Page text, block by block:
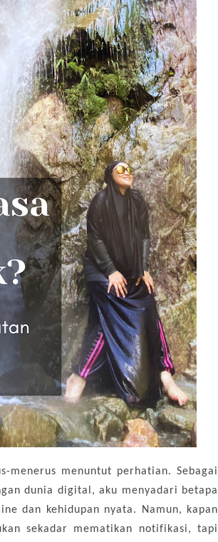
menerus menuntut perhatian. Sebagai
dunia digital, aku menyadari betapa
dan kehidupan nyata. Namun, kapan
sekadar mematikan notifikasi, tapi